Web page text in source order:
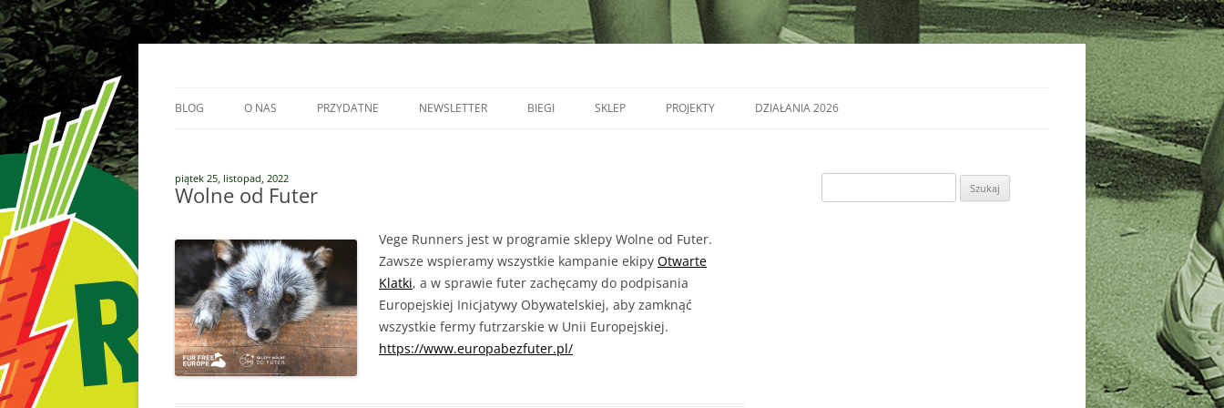
Przejdź
BLOG O NAS
PARTNERZY
PRZYDATNE NEWSLETTER BIEGI SKLEP PROJEKTY DZIAŁANIA 2026
piątek 25, listopad, 2022
Wolne od Futer
Vege Runners jest w programie sklepy Wolne od Futer.
Zawsze wspieramy wszystkie kampanie ekipy Otwarte
Klatki, a w sprawie futer zachęcamy do podpisania
Europejskiej Inicjatywy Obywatelskiej, aby zamknąć
wszystkie fermy futrzarskie w Unii Europejskiej.
https://www.europabezfuter.pl/